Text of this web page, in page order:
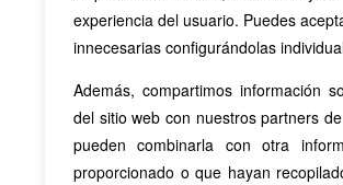
experiencia del usuario. Puedes
innecesarias configurándolas
Además, compartimos información
del sitio web con nuestros partners
pueden combinarla con otra
proporcionado o que hayan